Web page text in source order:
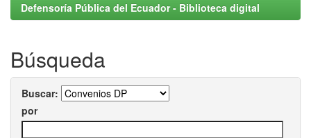
Defensoría Pública del Ecuador - Biblioteca digital
Búsqueda
Buscar:
por